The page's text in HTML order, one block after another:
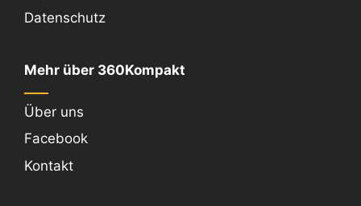
Datenschutz
Mehr über 360Kompakt
Über uns
Facebook
Kontakt